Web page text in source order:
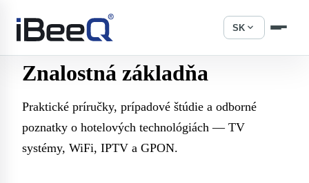
SK expand_more
Znalostná základňa
Praktické príručky, prípadové štúdie a odborné
poznatky o hotelových technológiách — TV
systémy, WiFi, IPTV a GPON.